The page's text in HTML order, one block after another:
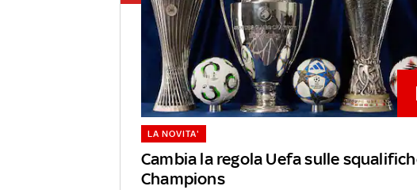
Cambia la regola Uefa sulle
Champions
LA NOVITA'